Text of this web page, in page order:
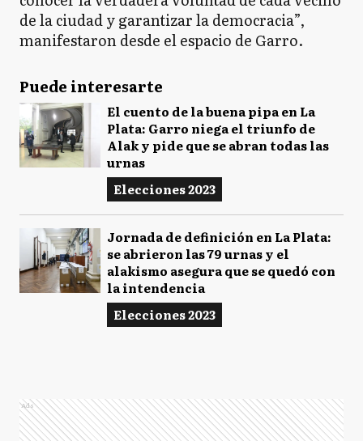
de la ciudad y garantizar la democracia”,
manifestaron desde el espacio de Garro.
Puede interesarte
El cuento de la buena pipa en La
Plata: Garro niega el triunfo de
Alak y pide que se abran todas las
urnas
Elecciones 2023
Jornada de definición en La Plata:
se abrieron las 79 urnas y el
alakismo asegura que se quedó con
la intendencia
Elecciones 2023
Ads